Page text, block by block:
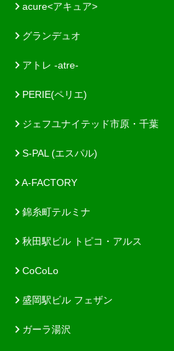
acure<アキュア>
グランデュオ
アトレ -atre-
PERIE(ペリエ)
ジェフユナイテッド市原・千葉
S-PAL (エスパル)
A-FACTORY
錦糸町テルミナ
秋田駅ビル トピコ・アルス
CoCoLo
盛岡駅ビル フェザン
ガーラ湯沢